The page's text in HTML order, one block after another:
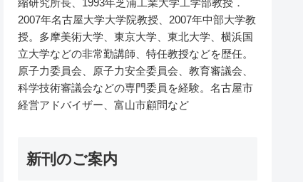
縮研究所長、1993年芝浦工業大学工学部教授．
2007年名古屋大学大学院教授、2007年中部大学教
授。多摩美術大学、東京大学、東北大学、横浜国
立大学などの非常勤講師、特任教授などを歴任。
原子力委員会、原子力安全委員会、教育審議会、
科学技術審議会などの専門委員を経験。名古屋市
経営アドバイザー、富山市顧問など
新刊のご案内